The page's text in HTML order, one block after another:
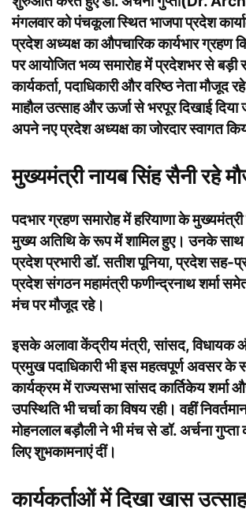
मंगलवार को पंचकूला स्थित भाजपा प्रदेश
प्रदेश अध्यक्ष का औपचारिक कार्यभार ग्रहण
पर आयोजित भव्य समारोह में प्रदेशभर से बड़ी
कार्यकर्ता, पदाधिकारी और वरिष्ठ नेता मौजूद
माहौल उत्साह और ऊर्जा से भरपूर दिखाई दिया
अपने नए प्रदेश अध्यक्ष का जोरदार स्वागत
मुख्यमंत्री नायब सिंह सैनी रहे
पदभार ग्रहण समारोह में हरियाणा के
मुख्य अतिथि के रूप में शामिल हुए। उनके साथ
प्रदेश प्रभारी डॉ. सतीश पूनिया, प्रदेश सह-
प्रदेश संगठन महामंत्री फणीन्द्रनाथ शर्मा
मंच पर मौजूद रहे।
इसके अलावा केंद्रीय मंत्री, सांसद,
प्रमुख पदाधिकारी भी इस महत्वपूर्ण अवसर के
कार्यक्रम में राज्यसभा सांसद कार्तिकेय शर्मा
उपस्थिति भी चर्चा का विषय रही। वहीं
मोहनलाल बड़ौली ने भी मंच से डॉ. अर्चना गुप्ता
लिए शुभकामनाएं दीं।
कार्यकर्ताओं में दिखा खास उत्साह